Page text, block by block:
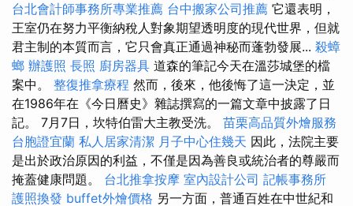
台北會計師事務所專業推薦 台中搬家公司推薦 它還表明，
王室仍在努力平衡納稅人對象期望透明度的現代世界，但就
君主制的本質而言，它只會真正通過神秘而蓬勃發展... 殺蟑
螂 辦護照 長照 廚房器具 道森的筆記今天在溫莎城堡的檔
案中。 整復推拿療程 然而，後來，他後悔了這一決定，並
在1986年在《今日曆史》雜誌撰寫的一篇文章中披露了日
記。 7月7日，坎特伯雷大主教受洗。 苗栗高品質外燴服務
台胞證宜蘭 私人居家清潔 月子中心住幾天 因此，法院主要
是出於政治原因的利益，不僅是因為善良或統治者的尊嚴而
掩蓋健康問題。 台北推拿按摩 室內設計公司 記帳事務所
護照換發 buffet外燴價格 另一方面，普通百姓在中世紀和